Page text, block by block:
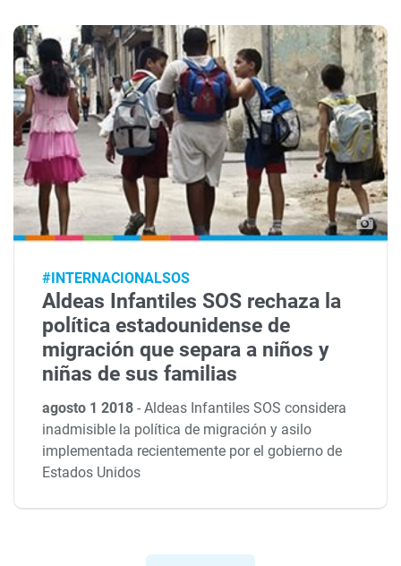
#INTERNACIONALSOS
Aldeas Infantiles SOS rechaza la
política estadounidense de
migración que separa a niños y
niñas de sus familias
agosto 1 2018-Aldeas Infantiles SOS considera
inadmisible la política de migración y asilo
implementada recientemente por el gobierno de
Estados Unidos